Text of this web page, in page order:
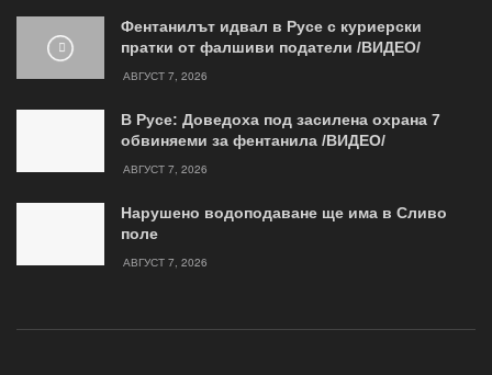
Фентанилът идвал в Русе с куриерски
пратки от фалшиви податели /ВИДЕО/
АВГУСТ 7, 2026
В Русе: Доведоха под засилена охрана 7
обвиняеми за фентанила /ВИДЕО/
АВГУСТ 7, 2026
Нарушено водоподаване ще има в Сливо
поле
АВГУСТ 7, 2026